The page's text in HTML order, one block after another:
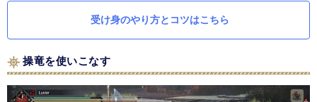
受け身のやり方とコツはこちら
操竜を使いこなす